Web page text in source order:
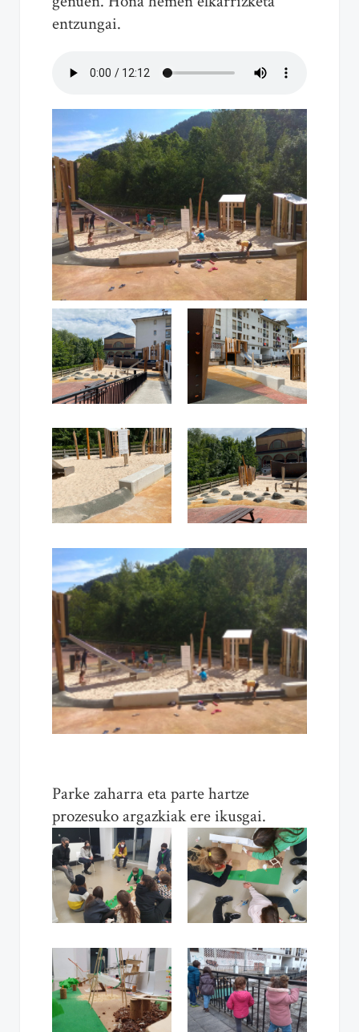
entzungai.
Parke zaharra eta parte hartze
prozesuko argazkiak ere ikusgai.